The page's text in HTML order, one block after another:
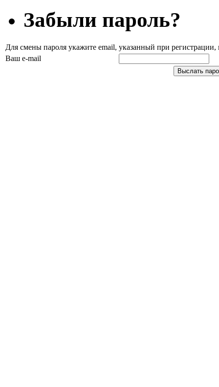
Забыли пароль?
Для смены пароля укажите email, указанный при
Ваш e-mail